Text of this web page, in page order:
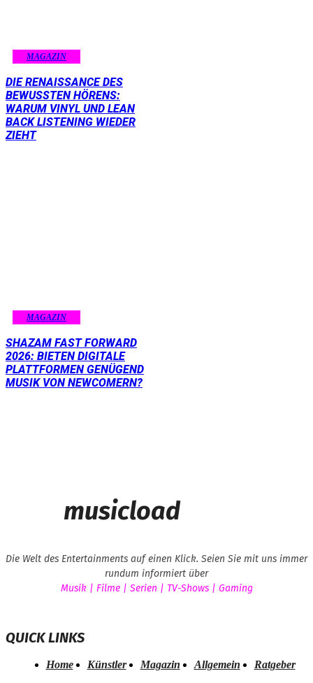
MAGAZIN
DIE RENAISSANCE DES
BEWUSSTEN HÖRENS:
WARUM VINYL UND LEAN
BACK LISTENING WIEDER
ZIEHT
MAGAZIN
SHAZAM FAST FORWARD
2026: BIETEN DIGITALE
PLATTFORMEN GENÜGEND
MUSIK VON NEWCOMERN?
musicload
Die Welt des Entertainments auf einen Klick. Seien Sie mit uns immer
rundum informiert über
Musik | Filme | Serien | TV-Shows | Gaming
QUICK LINKS
Home Künstler Magazin Allgemein Ratgeber